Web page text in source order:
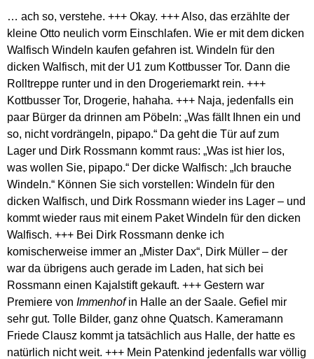
… ach so, verstehe. +++ Okay. +++ Also, das erzählte der
kleine Otto neulich vorm Einschlafen. Wie er mit dem dicken
Walfisch Windeln kaufen gefahren ist. Windeln für den
dicken Walfisch, mit der U1 zum Kottbusser Tor. Dann die
Rolltreppe runter und in den Drogeriemarkt rein. +++
Kottbusser Tor, Drogerie, hahaha. +++ Naja, jedenfalls ein
paar Bürger da drinnen am Pöbeln: „Was fällt Ihnen ein und
so, nicht vordrängeln, pipapo.“ Da geht die Tür auf zum
Lager und Dirk Rossmann kommt raus: „Was ist hier los,
was wollen Sie, pipapo.“ Der dicke Walfisch: „Ich brauche
Windeln.“ Können Sie sich vorstellen: Windeln für den
dicken Walfisch, und Dirk Rossmann wieder ins Lager – und
kommt wieder raus mit einem Paket Windeln für den dicken
Walfisch. +++ Bei Dirk Rossmann denke ich
komischerweise immer an „Mister Dax“, Dirk Müller – der
war da übrigens auch gerade im Laden, hat sich bei
Rossmann einen Kajalstift gekauft. +++ Gestern war
Premiere von Immenhofin Halle an der Saale. Gefiel mir
sehr gut. Tolle Bilder, ganz ohne Quatsch. Kameramann
Friede Clausz kommt ja tatsächlich aus Halle, der hatte es
natürlich nicht weit. +++ Mein Patenkind jedenfalls war völlig